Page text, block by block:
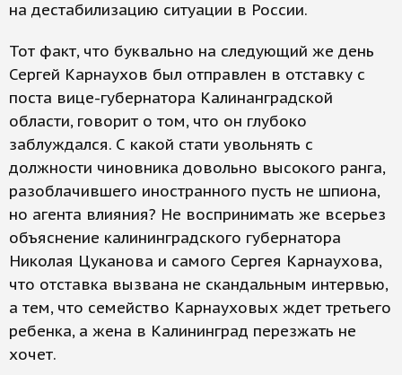
на дестабилизацию ситуации в России.
Тот факт, что буквально на следующий же день
Сергей Карнаухов был отправлен в отставку с
поста вице-губернатора Калинанградской
области, говорит о том, что он глубоко
заблуждался. С какой стати увольнять с
должности чиновника довольно высокого ранга,
разоблачившего иностранного пусть не шпиона,
но агента влияния? Не воспринимать же всерьез
объяснение калининградского губернатора
Николая Цуканова и самого Сергея Карнаухова,
что отставка вызвана не скандальным интервью,
а тем, что семейство Карнауховых ждет третьего
ребенка, а жена в Калининград перезжать не
хочет.